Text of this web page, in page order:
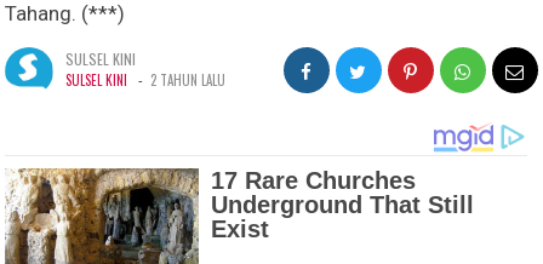
Tahang. (***)
SULSEL KINI
SULSEL KINI - 2 TAHUN LALU